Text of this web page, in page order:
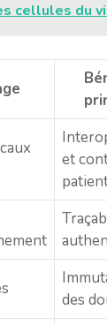
cellules du
et
des